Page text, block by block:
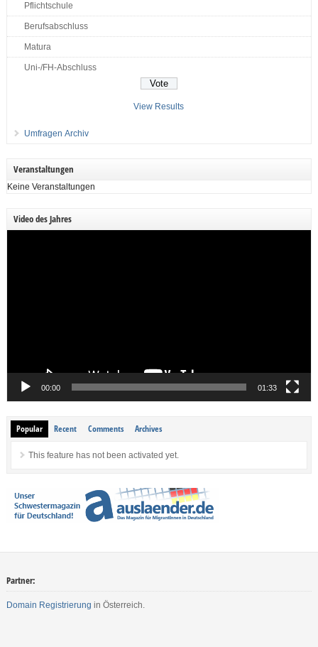
Pflichtschule
Berufsabschluss
Matura
Uni-/FH-Abschluss
View Results
Umfragen Archiv
Veranstaltungen
Keine Veranstaltungen
Video des Jahres
00:00 01:33
Popular Recent Comments Archives
This feature has not been activated yet.
Partner:
Domain Registrierung in Österreich.